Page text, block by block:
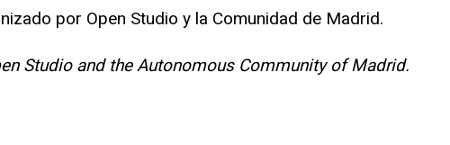
por Open Studio y la Comunidad de Madrid.
Studio and the Autonomous Community of Madrid.